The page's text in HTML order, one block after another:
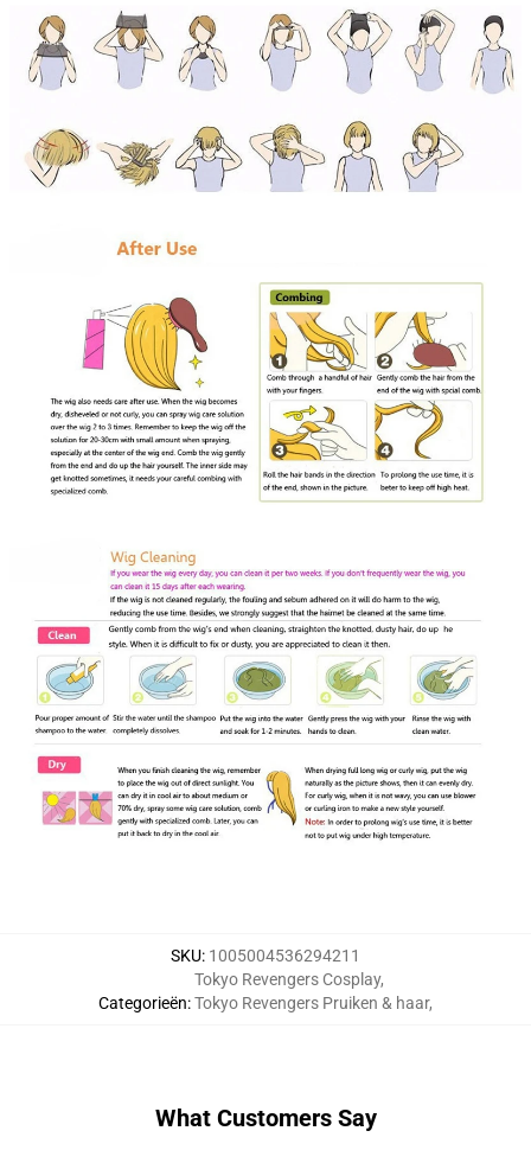
SKU: 1005004536294211
Categorieën:
Tokyo Revengers Cosplay,
Tokyo Revengers Pruiken & haar,
What Customers Say